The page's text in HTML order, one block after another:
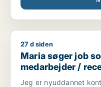
Maria søger job som
27 d siden
Maria søger job
medarbejder /
kontorassistent /
Jeg er nyuddannet